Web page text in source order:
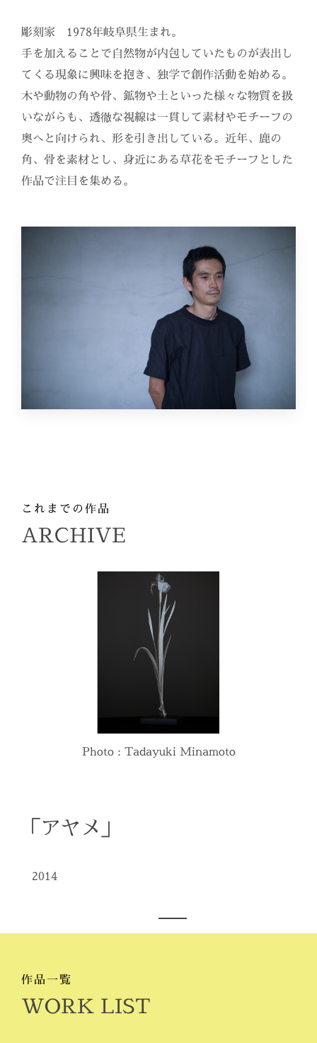
彫刻家 1978年岐阜県生まれ。
手を加えることで自然物が内包していたものが表出し
てくる現象に興味を抱き、独学で創作活動を始める。
木や動物の角や骨、鉱物や土といった様々な物質を扱
いながらも、透徹な視線は一貫して素材やモチーフの
奥へと向けられ、形を引き出している。近年、鹿の
角、骨を素材とし、身近にある草花をモチーフとした
作品で注目を集める。
これまでの作品
ARCHIVE
Photo : Tadayuki Minamoto
「アヤメ」
2014
作品一覧
WORK LIST